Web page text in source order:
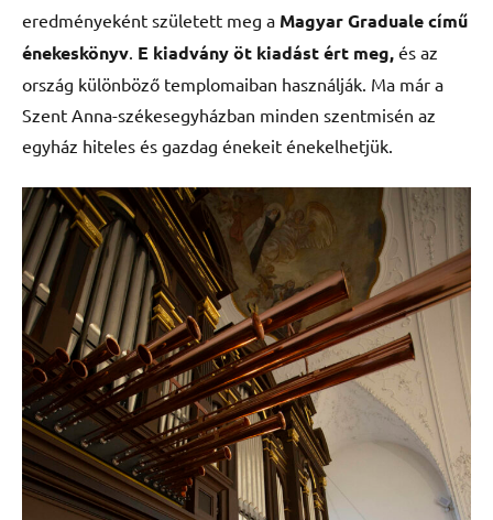
eredményeként született meg a Magyar Gradualecímű
énekeskönyv E kiadvány öt kiadást ért meg, és az
ország különböző templomaiban használják. Ma már a
Szent Anna-székesegyházban minden szentmisén az
egyház hiteles és gazdag énekeit énekelhetjük.